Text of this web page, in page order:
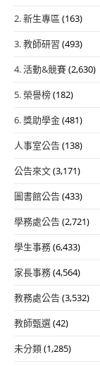
2. 新生專區 (163)
3. 教師研習 (493)
4. 活動&競賽(2,630)
5. 榮譽榜(182)
6. 獎助學金(481)
人事室公告(138)
公告來文(3,171)
圖書館公告(433)
學務處公告(2,721)
學生事務(6,433)
家長事務(4,564)
教務處公告(3,532)
教師甄選(42)
未分類(1,285)